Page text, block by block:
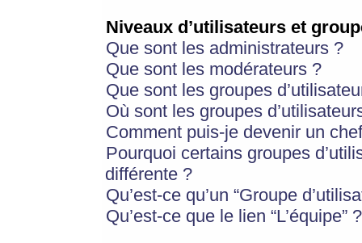
Niveaux d’utilisateurs et
Que sont les administrateurs ?
Que sont les modérateurs ?
Que sont les groupes
Où sont les groupes
Comment puis-je devenir un
Pourquoi certains groupes
différente ?
Qu’est-ce qu’un “Groupe
Qu’est-ce que le lien “L’équipe” ?